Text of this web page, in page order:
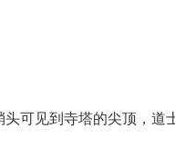
可见到寺塔的尖顶，